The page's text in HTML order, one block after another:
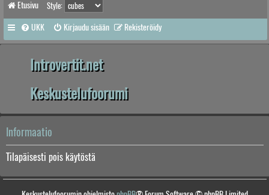
Etusivu Style:
UKK Kirjaudu sisään Rekisteröidy
Introvertit.net
Keskustelufoorumi
Informaatio
Tilapäisesti pois käytöstä